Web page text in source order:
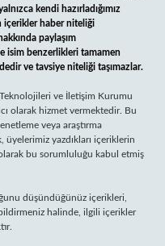
kendi hazırladığımız
içerikler haber niteliği
paylaşım
isim benzerlikleri tamamen
ve tavsiye niteliği taşımazlar.
ve İletişim Kurumu
olarak hizmet vermektedir. Bu
veya araştırma
yazdıkları içeriklerin
bu sorumluluğu kabul etmiş
düşündüğünüz içerikleri,
halinde, ilgili içerikler